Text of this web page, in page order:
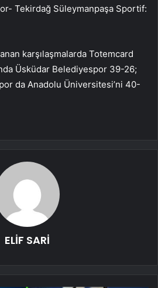
Tekirdağ Süleymanpaşa Sportif:
karşılaşmalarda Totemcard
Üsküdar Belediyespor 39-26;
da Anadolu Üniversitesi’ni 40-
ELİF SARİ